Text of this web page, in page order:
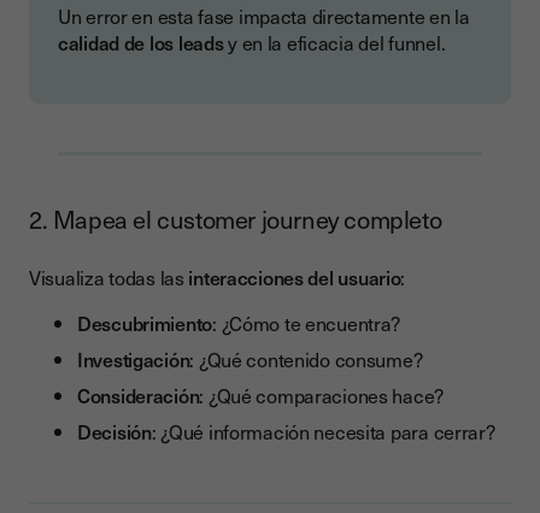
Un error en esta fase impacta directamente en la
calidad de los leadsy en la eficacia del funnel.
2. Mapea el customer journey completo
Visualiza todas las interacciones del usuario:
Descubrimiento: ¿Cómo te encuentra?
Investigación: ¿Qué contenido consume?
Consideración: ¿Qué comparaciones hace?
Decisión: ¿Qué información necesita para cerrar?